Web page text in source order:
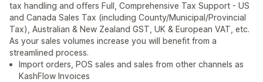
tax handling and offers Full, Comprehensive Tax Support - US
and Canada Sales Tax (including County/Municipal/Provincial
Tax), Australian & New Zealand GST, UK & European VAT, etc.
As your sales volumes increase you will benefit from a
streamlined process.
Import orders, POS sales and sales from other channels as
KashFlow Invoices